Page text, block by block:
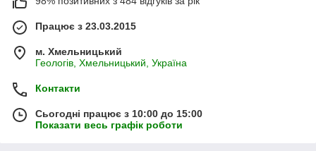
Працює з 23.03.2015
м. Хмельницький
Геологів, Хмельницький, Україна
Контакти
Сьогодні працює з 10:00 до 15:00
Показати весь графік роботи